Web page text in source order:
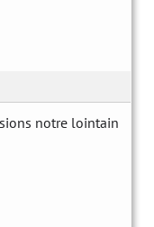
notre lointain